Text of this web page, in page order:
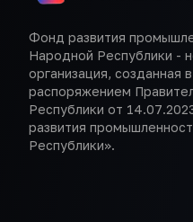
Фонд развития
Народной Республики -
организация, созданная
распоряжением
Республики от
развития
Республики».